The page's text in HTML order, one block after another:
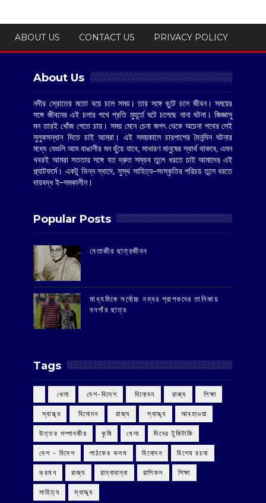
ABOUT US CONTACT US PRIVACY POLICY
About Us
নদীর স্রোতের মতো বয়ে চলে সময়। তার সঙ্গে ছুটে চলে জীবন। সময়ের
সঙ্গে জীবনের এই চলার পথে প্রতি মুহূর্তে ঘটে চলেছে নানা ঘটনা। জিজ্ঞাসু
মন তারই খোঁজ পেতে চায়। সময় মেনে চেনা জগৎ থেকে অচেনা পথের সেই
সুলুকসন্ধান দিতে চাই আমরা। এই সময়কালে চারপাশের দৈনন্দিন ঘটনার
মধ্যে যেগুলি আম বাঙালীর মন ছুঁয়ে যাবে, সাধারণ মানুষের স্বার্থ থাকবে, এমন
খবরই আমরা সততার সঙ্গে যত দ্রুত সম্ভব তুলে ধরতে চাই আমাদের এই
প্ল্যাটফর্মে। একটু ভিন্ন স্বাদে, সুস্থ সাহিত্য–সংস্কৃতির পরিচয় তুলে ধরতে
দায়বদ্ধ ই–সমকালীন।
Popular Posts
‌নেতাজীর ছাত্রজীবন
মাধ্যমিকে সর্বোচ্চ নম্বর প্রাপকদের তালিকায়
বনগাঁর ছাত্র
Tags
‌ খেলা ‌ দেশ-বিদেশ ‌ বিনোদন ‌ রাজ্য ‌ শিক্ষা
‌ স্বাস্থ্য ‌ বিনোদন ‌ রাজ্য ‌ স্বাস্থ্য আবহাওয়া
উত্তর সম্পাদকীয় কৃষি খেলা দিনের টুকিটাকি
দেশ - বিদেশ পাঠকের কলম বিনোদন বিশেষ রচনা
ভ্রমন রাজ্য রান্নাবান্না রাশিফল শিক্ষা
সাহিত্য স্বাস্থ্য